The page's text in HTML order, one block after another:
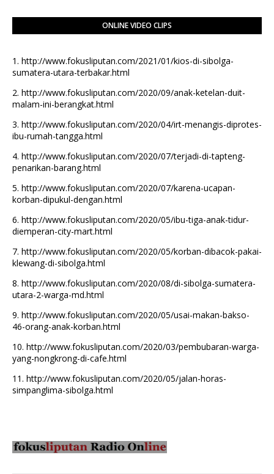
ONLINE VIDEO CLIPS
1. http://www.fokusliputan.com/2021/01/kios-di-sibolga-
sumatera-utara-terbakar.html
2. http://www.fokusliputan.com/2020/09/anak-ketelan-duit-
malam-ini-berangkat.html
3. http://www.fokusliputan.com/2020/04/irt-menangis-diprotes-
ibu-rumah-tangga.html
4. http://www.fokusliputan.com/2020/07/terjadi-di-tapteng-
penarikan-barang.html
5. http://www.fokusliputan.com/2020/07/karena-ucapan-
korban-dipukul-dengan.html
6. http://www.fokusliputan.com/2020/05/ibu-tiga-anak-tidur-
diemperan-city-mart.html
7. http://www.fokusliputan.com/2020/05/korban-dibacok-pakai-
klewang-di-sibolga.html
8. http://www.fokusliputan.com/2020/08/di-sibolga-sumatera-
utara-2-warga-md.html
9. http://www.fokusliputan.com/2020/05/usai-makan-bakso-
46-orang-anak-korban.html
10. http://www.fokusliputan.com/2020/03/pembubaran-warga-
yang-nongkrong-di-cafe.html
11. http://www.fokusliputan.com/2020/05/jalan-horas-
simpanglima-sibolga.html